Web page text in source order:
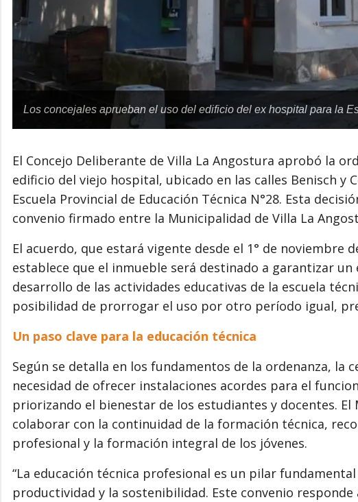
Los concejales aprueban el uso del edificio del ex hospital para la
El Concejo Deliberante de Villa La Angostura aprobó la
edificio del viejo hospital, ubicado en las calles Benisch y
Escuela Provincial de Educación Técnica N°28. Esta
convenio firmado entre la Municipalidad de Villa La
El acuerdo, que estará vigente desde el 1° de noviembre
establece que el inmueble será destinado a garantizar un
desarrollo de las actividades educativas de la escuela
posibilidad de prorrogar el uso por otro período igual,
Un paso clave para la educación técnica
Según se detalla en los fundamentos de la ordenanza, la
necesidad de ofrecer instalaciones acordes para el
priorizando el bienestar de los estudiantes y docentes.
colaborar con la continuidad de la formación técnica,
profesional y la formación integral de los jóvenes.
“La educación técnica profesional es un pilar
productividad y la sostenibilidad. Este convenio responde